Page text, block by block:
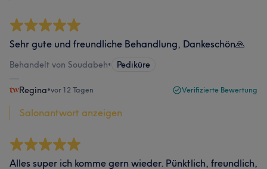
Sehr gute und freundliche Behandlung, Dankeschön🙏
Behandelt von Soudabeh• Pediküre
Regina•vor 12 Tagen Verifizierte Bewertung
Salonantwort anzeigen
Alles super ich komme gern wieder. Pünktlich, freundlich,